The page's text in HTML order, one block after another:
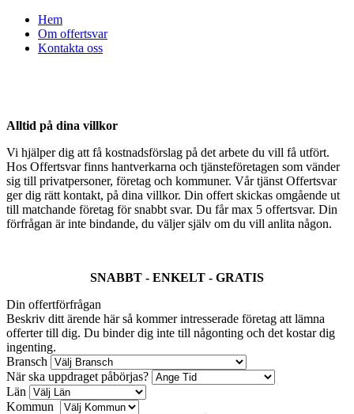
Hem
Om offertsvar
Kontakta oss
Alltid på dina villkor
Vi hjälper dig att få kostnadsförslag på det arbete du vill få utfört.
Hos Offertsvar finns hantverkarna och tjänsteföretagen som vänder
sig till privatpersoner, företag och kommuner. Vår tjänst Offertsvar
ger dig rätt kontakt, på dina villkor. Din offert skickas omgående ut
till matchande företag för snabbt svar. Du får max 5 offertsvar. Din
förfrågan är inte bindande, du väljer själv om du vill anlita någon.
SNABBT - ENKELT - GRATIS
Din offertförfrågan
Beskriv ditt ärende här så kommer intresserade företag att lämna
offerter till dig. Du binder dig inte till någonting och det kostar dig
ingenting.
Bransch
När ska uppdraget påbörjas?
Län
Kommun